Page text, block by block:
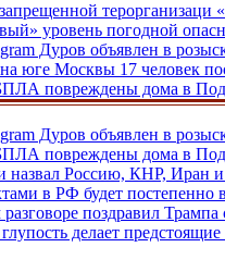
уровень погодной
Дуров объявлен в
юге Москвы 17 человек
повреждены дома в
Дуров объявлен в
повреждены дома в
назвал Россию, КНР,
в РФ будет постепенно
поздравил
делает